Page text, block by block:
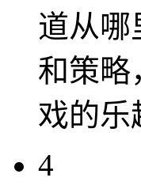
道从哪
和策略
戏的乐
4